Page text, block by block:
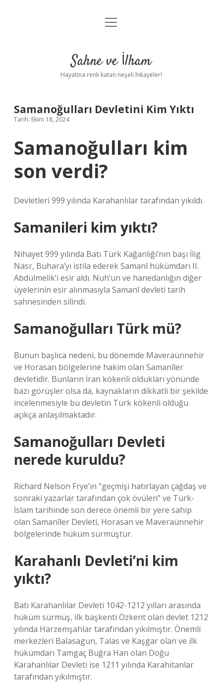
Anasayfa
Yasal Uyarı
menüyü
Sahne ve İlham
Hayatına renk katan neşeli hikayeler!
Samanoğulları Devletini Kim Yıktı
Tarih: Ekim 18, 2024
Samanoğulları kim
son verdi?
Devletleri 999 yılında Karahanlılar tarafından yıkıldı.
Samanileri kim yıktı?
Nihayet 999 yılında Batı Türk Kağanlığı’nın başı İlig
Nasr, Buhara’yı istila ederek Samanî hükümdarı II.
Abdülmelik’i esir aldı. Nuh’un ve hanedanlığın diğer
üyelerinin esir alınmasıyla Samanî devleti tarih
sahnesinden silindi.
Samanoğulları Türk mü?
Bunun başlıca nedeni, bu dönemde Maveraünnehir
ve Horasan bölgelerine hakim olan Samanîler
devletidir. Bunların İran kökenli oldukları yönünde
bazı görüşler olsa da, kaynakların dikkatli bir şekilde
incelenmesiyle bu devletin Türk kökenli olduğu
açıkça anlaşılmaktadır.
Samanoğulları Devleti
nerede kuruldu?
Richard Nelson Frye’ın “geçmişi hatırlayan çağdaş ve
sonraki yazarlar tarafından çok övülen” ve Türk-
İslam tarihinde son derece önemli bir yere sahip
olan Samanîler Devleti, Horasan ve Maveraünnehir
bölgelerinde hüküm sürmüştür.
Karahanlı Devleti’ni kim
yıktı?
Batı Karahanlılar Devleti 1042-1212 yılları arasında
hüküm sürmüş, ilk başkenti Özkent olan devlet 1212
yılında Harzemşahlar tarafından yıkılmıştır. Önemli
merkezleri Balasagun, Talas ve Kaşgar olan ve ilk
hükümdarı Tamgaç Buğra Han olan Doğu
Karahanlılar Devleti ise 1211 yılında Karahitanlar
tarafından yıkılmıştır.